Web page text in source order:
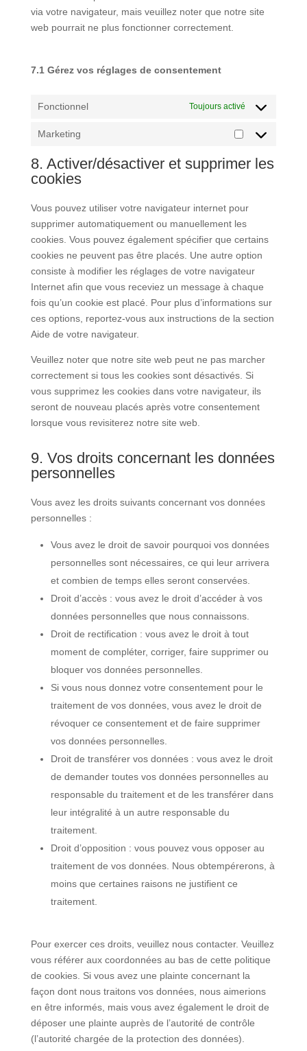
via votre navigateur, mais veuillez noter que notre site
web pourrait ne plus fonctionner correctement.
7.1 Gérez vos réglages de consentement
Fonctionnel Toujours activé
Marketing
Marketing
8. Activer/désactiver et supprimer les
cookies
Vous pouvez utiliser votre navigateur internet pour
supprimer automatiquement ou manuellement les
cookies. Vous pouvez également spécifier que certains
cookies ne peuvent pas être placés. Une autre option
consiste à modifier les réglages de votre navigateur
Internet afin que vous receviez un message à chaque
fois qu’un cookie est placé. Pour plus d’informations sur
ces options, reportez-vous aux instructions de la section
Aide de votre navigateur.
Veuillez noter que notre site web peut ne pas marcher
correctement si tous les cookies sont désactivés. Si
vous supprimez les cookies dans votre navigateur, ils
seront de nouveau placés après votre consentement
lorsque vous revisiterez notre site web.
9. Vos droits concernant les données
personnelles
Vous avez les droits suivants concernant vos données
personnelles :
Vous avez le droit de savoir pourquoi vos données
personnelles sont nécessaires, ce qui leur arrivera
et combien de temps elles seront conservées.
Droit d’accès : vous avez le droit d’accéder à vos
données personnelles que nous connaissons.
Droit de rectification : vous avez le droit à tout
moment de compléter, corriger, faire supprimer ou
bloquer vos données personnelles.
Si vous nous donnez votre consentement pour le
traitement de vos données, vous avez le droit de
révoquer ce consentement et de faire supprimer
vos données personnelles.
Droit de transférer vos données : vous avez le droit
de demander toutes vos données personnelles au
responsable du traitement et de les transférer dans
leur intégralité à un autre responsable du
traitement.
Droit d’opposition : vous pouvez vous opposer au
traitement de vos données. Nous obtempérerons, à
moins que certaines raisons ne justifient ce
traitement.
Pour exercer ces droits, veuillez nous contacter. Veuillez
vous référer aux coordonnées au bas de cette politique
de cookies. Si vous avez une plainte concernant la
façon dont nous traitons vos données, nous aimerions
en être informés, mais vous avez également le droit de
déposer une plainte auprès de l’autorité de contrôle
(l’autorité chargée de la protection des données).